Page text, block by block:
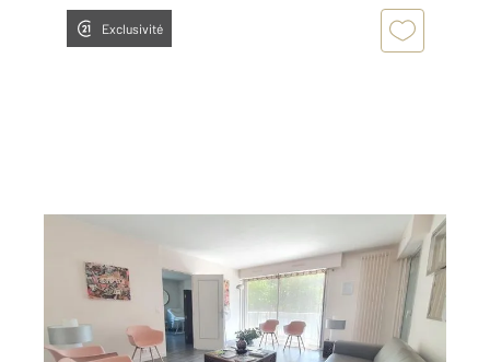
Exclusivité
107,28 m
, 5 pièces
Ref : 679850
Appartement F5 à vendre